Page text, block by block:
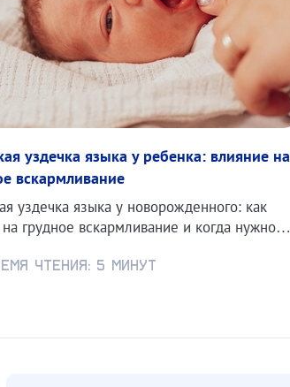
уздечка языка у ребенка: влияние на
вскармливание
уздечка языка у новорожденного: как
на грудное вскармливание и когда нужно
чтения: 5 минут